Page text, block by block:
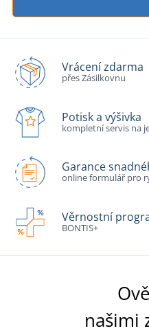
Vrácení zdarma
přes Zásilkovnu
Potisk a výšivka
kompletní servis na
Garance
online formulář pro
Věrnostní
BONTIS+
našimi